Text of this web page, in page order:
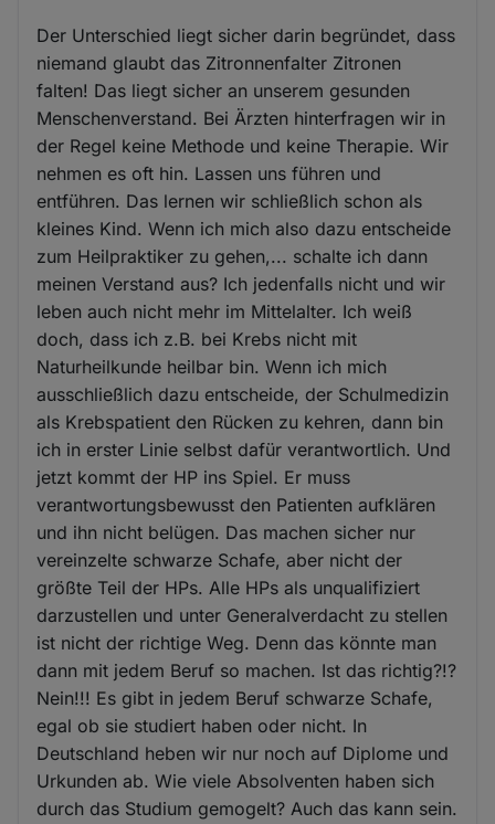
Der Unterschied liegt sicher darin begründet, dass
niemand glaubt das Zitronnenfalter Zitronen
falten! Das liegt sicher an unserem gesunden
Menschenverstand. Bei Ärzten hinterfragen wir in
der Regel keine Methode und keine Therapie. Wir
nehmen es oft hin. Lassen uns führen und
entführen. Das lernen wir schließlich schon als
kleines Kind. Wenn ich mich also dazu entscheide
zum Heilpraktiker zu gehen,... schalte ich dann
meinen Verstand aus? Ich jedenfalls nicht und wir
leben auch nicht mehr im Mittelalter. Ich weiß
doch, dass ich z.B. bei Krebs nicht mit
Naturheilkunde heilbar bin. Wenn ich mich
ausschließlich dazu entscheide, der Schulmedizin
als Krebspatient den Rücken zu kehren, dann bin
ich in erster Linie selbst dafür verantwortlich. Und
jetzt kommt der HP ins Spiel. Er muss
verantwortungsbewusst den Patienten aufklären
und ihn nicht belügen. Das machen sicher nur
vereinzelte schwarze Schafe, aber nicht der
größte Teil der HPs. Alle HPs als unqualifiziert
darzustellen und unter Generalverdacht zu stellen
ist nicht der richtige Weg. Denn das könnte man
dann mit jedem Beruf so machen. Ist das richtig?!?
Nein!!! Es gibt in jedem Beruf schwarze Schafe,
egal ob sie studiert haben oder nicht. In
Deutschland heben wir nur noch auf Diplome und
Urkunden ab. Wie viele Absolventen haben sich
durch das Studium gemogelt? Auch das kann sein.